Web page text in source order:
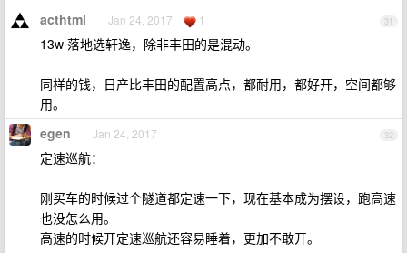
31
acthtml Jan 24, 2017 1
13w 落地选轩逸，除非丰田的是混动。
同样的钱，日产比丰田的配置高点，都耐用，都好开，空间都够
用。
32
egen Jan 24, 2017
定速巡航：
刚买车的时候过个隧道都定速一下，现在基本成为摆设，跑高速
也没怎么用。
高速的时候开定速巡航还容易睡着，更加不敢开。